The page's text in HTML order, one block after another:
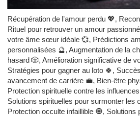
Récupération de l'amour perdu 💖,
Rituel pour retrouver un amour
votre âme sœur idéale 💞, Prédictions
personnalisées 🔮, Augmentation de la
hasard 🎲, Amélioration significative de
Stratégies pour gagner au loto 🍀,
avancement de carrière 💼, Bien-être
Protection spirituelle contre les
Solutions spirituelles pour surmonter les
Protection occulte infaillible 🧿, Solutions